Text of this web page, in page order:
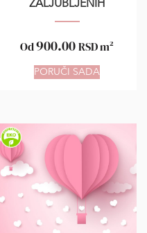
ZALJUBLJENIH
Od900.00RSDm²
PORUČI SADA